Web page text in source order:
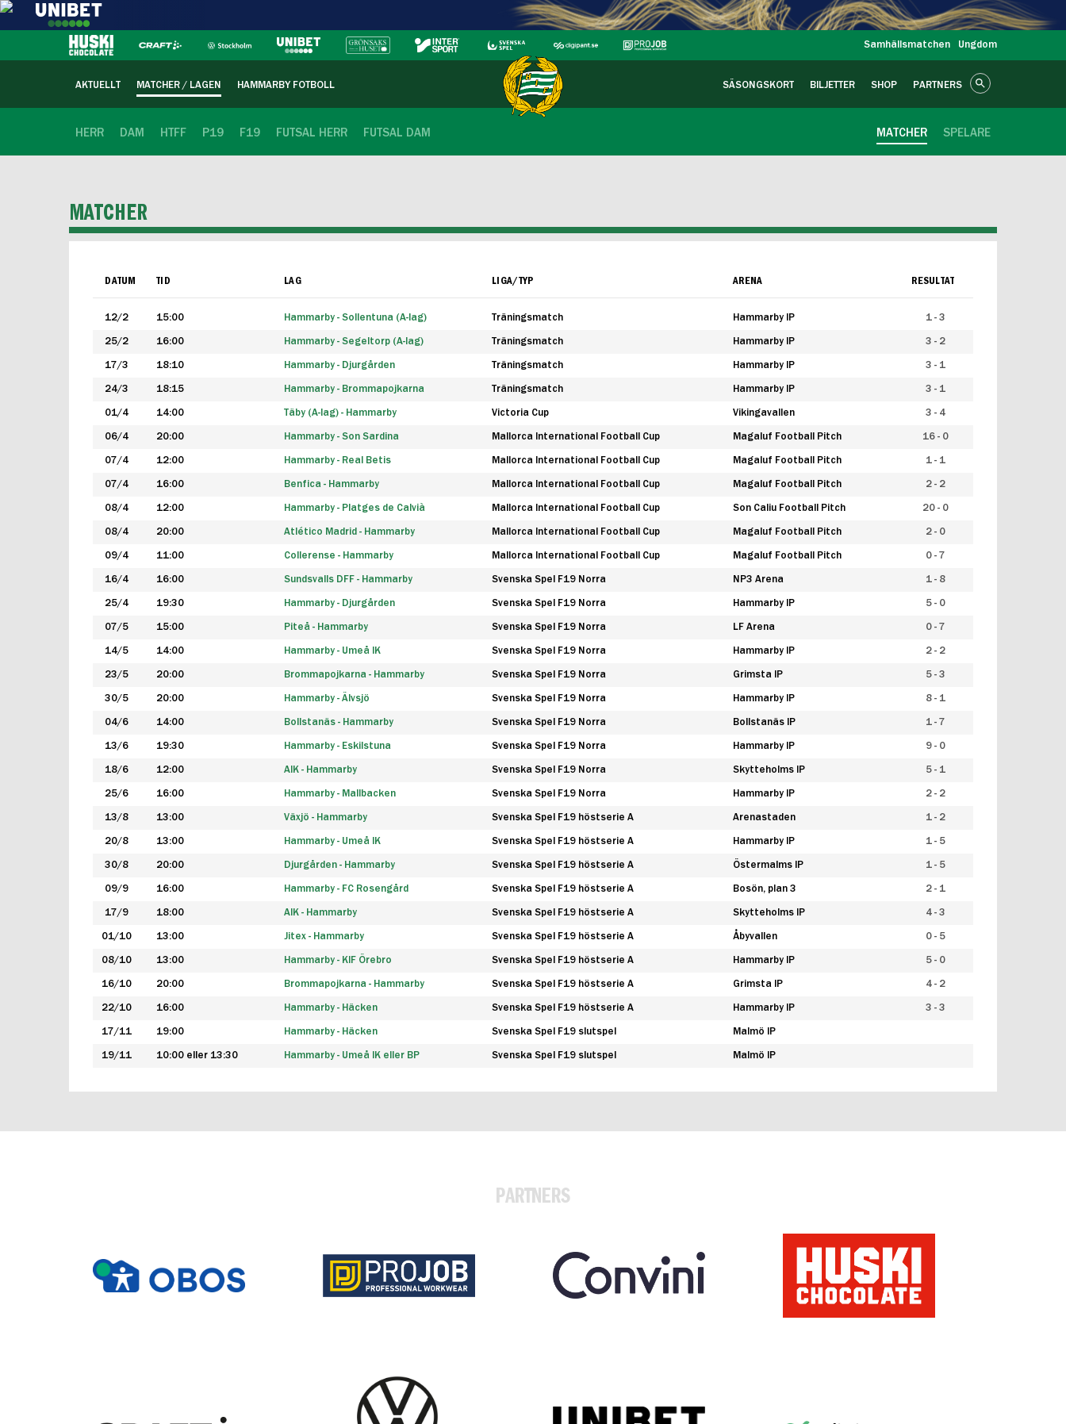
Samhällsmatchen Ungdom
AKTUELLT MATCHER / LAGEN HAMMARBY FOTBOLL SÄSONGSKORT BILJETTER SHOP PARTNERS
HERR DAM HTFF P19 F19 FUTSAL HERR FUTSAL DAM SPELARE
MATCHER
MATCHER
DATUM TID LAG LIGA/TYP ARENA RESULTAT
12/2 15:00 Hammarby - Sollentuna (A-lag) Träningsmatch Hammarby IP 1 - 3
25/2 16:00 Hammarby - Segeltorp (A-lag) Träningsmatch Hammarby IP 3 - 2
17/3 18:10 Hammarby - Djurgården Träningsmatch Hammarby IP 3 - 1
24/3 18:15 Hammarby - Brommapojkarna Träningsmatch Hammarby IP 3 - 1
01/4 14:00 Täby (A-lag) - Hammarby Victoria Cup Vikingavallen 3 - 4
06/4 20:00 Hammarby - Son Sardina Mallorca International Football Cup Magaluf Football Pitch 16 - 0
07/4 12:00 Hammarby - Real Betis Mallorca International Football Cup Magaluf Football Pitch 1 - 1
07/4 16:00 Benfica - Hammarby Mallorca International Football Cup Magaluf Football Pitch 2 - 2
08/4 12:00 Hammarby - Platges de Calvià Mallorca International Football Cup Son Caliu Football Pitch 20 - 0
08/4 20:00 Atlético Madrid - Hammarby Mallorca International Football Cup Magaluf Football Pitch 2 - 0
09/4 11:00 Collerense - Hammarby Mallorca International Football Cup Magaluf Football Pitch 0 - 7
16/4 16:00 Sundsvalls DFF - Hammarby Svenska Spel F19 Norra NP3 Arena 1 - 8
25/4 19:30 Hammarby - Djurgården Svenska Spel F19 Norra Hammarby IP 5 - 0
07/5 15:00 Piteå - Hammarby Svenska Spel F19 Norra LF Arena 0 - 7
14/5 14:00 Hammarby - Umeå IK Svenska Spel F19 Norra Hammarby IP 2 - 2
23/5 20:00 Brommapojkarna - Hammarby Svenska Spel F19 Norra Grimsta IP 5 - 3
30/5 20:00 Hammarby - Älvsjö Svenska Spel F19 Norra Hammarby IP 8 - 1
04/6 14:00 Bollstanäs - Hammarby Svenska Spel F19 Norra Bollstanäs IP 1 - 7
13/6 19:30 Hammarby - Eskilstuna Svenska Spel F19 Norra Hammarby IP 9 - 0
18/6 12:00 AIK - Hammarby Svenska Spel F19 Norra Skytteholms IP 5 - 1
25/6 16:00 Hammarby - Mallbacken Svenska Spel F19 Norra Hammarby IP 2 - 2
13/8 13:00 Växjö - Hammarby Svenska Spel F19 höstserie A Arenastaden 1 - 2
20/8 13:00 Hammarby - Umeå IK Svenska Spel F19 höstserie A Hammarby IP 1 - 5
30/8 20:00 Djurgården - Hammarby Svenska Spel F19 höstserie A Östermalms IP 1 - 5
09/9 16:00 Hammarby - FC Rosengård Svenska Spel F19 höstserie A Bosön, plan 3 2 - 1
17/9 18:00 AIK - Hammarby Svenska Spel F19 höstserie A Skytteholms IP 4 - 3
01/10 13:00 Jitex - Hammarby Svenska Spel F19 höstserie A Åbyvallen 0 - 5
08/10 13:00 Hammarby - KIF Örebro Svenska Spel F19 höstserie A Hammarby IP 5 - 0
16/10 20:00 Brommapojkarna - Hammarby Svenska Spel F19 höstserie A Grimsta IP 4 - 2
22/10 16:00 Hammarby - Häcken Svenska Spel F19 höstserie A Hammarby IP 3 - 3
17/11 19:00 Hammarby - Häcken Svenska Spel F19 slutspel Malmö IP
19/11 10:00 eller 13:30 Hammarby - Umeå IK eller BP Svenska Spel F19 slutspel Malmö IP
PARTNERS